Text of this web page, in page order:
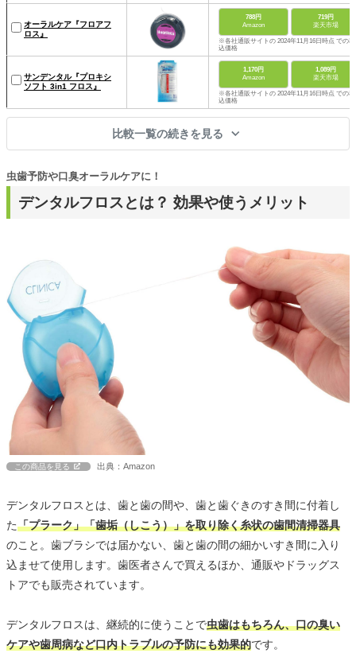
オーラルケア『フロアフ
ロス』
788円
Amazon
719円
楽天市場
※各社通販サイトの 2024年11月16日時点 での税
込価格
サンデンタル『プロキシ
ソフト 3in1 フロス』
1,170円
Amazon
1,089円
楽天市場
※各社通販サイトの 2024年11月16日時点 での税
込価格
比較一覧の続きを見る
デンタルフロスとは？ 効果や使うメリット
虫歯予防や口臭オーラルケアに！
この商品を見る 出典：Amazon
デンタルフロスとは、歯と歯の間や、歯と歯ぐきのすき間に付着し
た「プラーク」「歯垢（しこう）」を取り除く糸状の歯間清掃器具
のこと。歯ブラシでは届かない、歯と歯の間の細かいすき間に入り
込ませて使用します。歯医者さんで買えるほか、通販やドラッグス
トアでも販売されています。
デンタルフロスは、継続的に使うことで虫歯はもちろん、口の臭い
ケアや歯周病など口内トラブルの予防にも効果的です。